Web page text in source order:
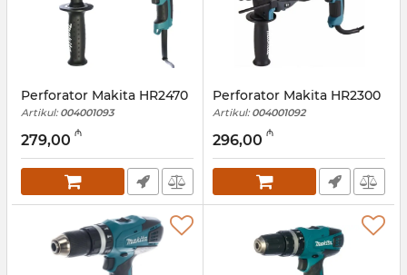
Perforator Makita HR2470
Artikul: 004001093
279,00 ₼
Perforator Makita HR2300
Artikul: 004001092
296,00 ₼